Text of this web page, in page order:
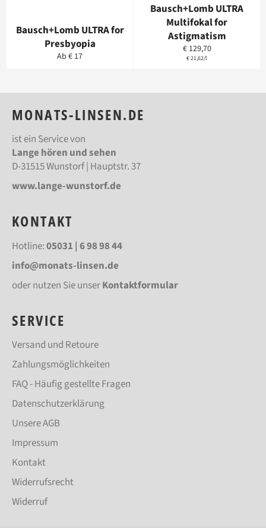
Bausch+Lomb ULTRA for
Presbyopia
Ab € 17
Bausch+Lomb ULTRA
Multifokal for
Astigmatism
Normaler
Preis
€ 129,70
Einzelpreis
€ 21,62/pro
l
MONATS-LINSEN.DE
ist ein Service von
Lange hören und sehen
D-31515 Wunstorf | Hauptstr. 37
www.lange-wunstorf.de
KONTAKT
Hotline:05031 | 6 98 98 44
info@monats-linsen.de
oder nutzen Sie unserKontaktformular
SERVICE
Versand und Retoure
Zahlungsmöglichkeiten
FAQ - Häufig gestellte Fragen
Datenschutzerklärung
Unsere AGB
Impressum
Kontakt
Widerrufsrecht
Widerruf